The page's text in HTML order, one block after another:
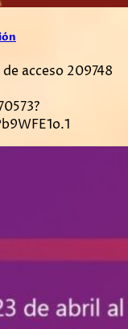
acceso 209748